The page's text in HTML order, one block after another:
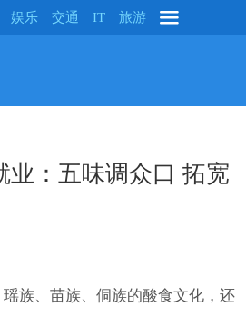
娱乐 交通 IT 旅游
业：五味调众口 拓宽
族、苗族、侗族的酸食文化，还